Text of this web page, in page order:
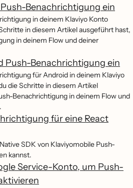
Benachrichtigung ein
in deinem Klaviyo Konto
in diesem Artikel ausgeführt hast,
in deinem Flow und deiner
Push-Benachrichtigung ein
für Android in deinem Klaviyo
die Schritte in diesem Artikel
Benachrichtigung in deinem Flow und
für eine React
SDK von Klaviyomobile Push-
kannst.
Service-Konto, um Push-